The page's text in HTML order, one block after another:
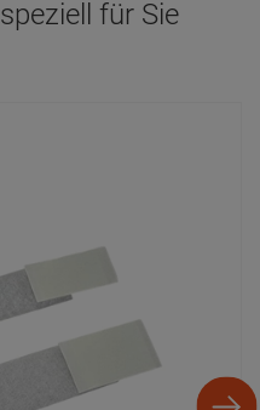
für Sie